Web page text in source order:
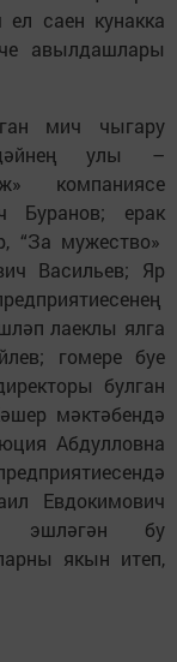
саен кунакка
авылдашлары
мич чыгару
улы –
компаниясе
Буранов; ерак
“За мужество»
Васильев; Яр
лаеклы ялга
гомере буе
булган
мәктәбендә
Абдулловна
Евдокимович
эшләгән бу
якын итеп,